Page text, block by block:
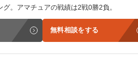
。アマチュアの戦績は2戦0勝2負。
無料相談をする